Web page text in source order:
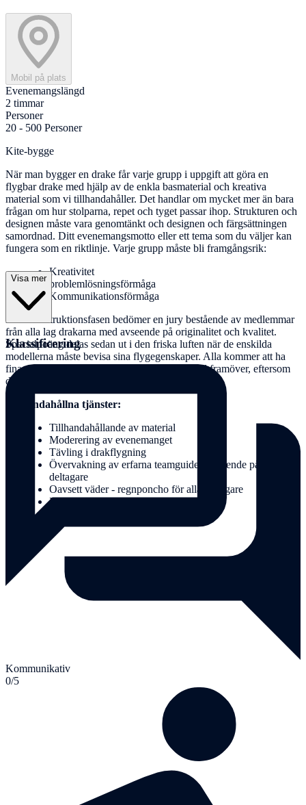
Mobil på plats
Evenemangslängd
2 timmar
Personer
20 - 500 Personer
Kite-bygge
När man bygger en drake får varje grupp i uppgift att göra en
flygbar drake med hjälp av de enkla basmaterial och kreativa
material som vi tillhandahåller. Det handlar om mycket mer än bara
frågan om hur stolparna, repet och tyget passar ihop. Strukturen och
designen måste vara genomtänkt och designen och färgsättningen
samordnad. Ditt evenemangsmotto eller ett tema som du väljer kan
fungera som en riktlinje. Varje grupp måste bli framgångsrik:
Kreativitet
problemlösningsförmåga
Kommunikationsförmåga
Efter konstruktionsfasen bedömer en jury bestående av medlemmar
från alla lag drakarna med avseende på originalitet och kvalitet.
Specialpoäng delas sedan ut i den friska luften när de enskilda
modellerna måste bevisa sina flygegenskaper. Alla kommer att ha
fina minnen av detta evenemang under lång tid framöver, eftersom
drakarna naturligtvis kan tas med hem.
Tillhandahållna tjänster:
Tillhandahållande av material
Moderering av evenemanget
Tävling i drakflygning
Övervakning av erfarna teamguider, beroende på antalet
deltagare
Oavsett väder - regnponcho för alla deltagare
Laganda-certifikat till varje deltagare
Visa mer
Klassificering
Kommunikativ
0/5